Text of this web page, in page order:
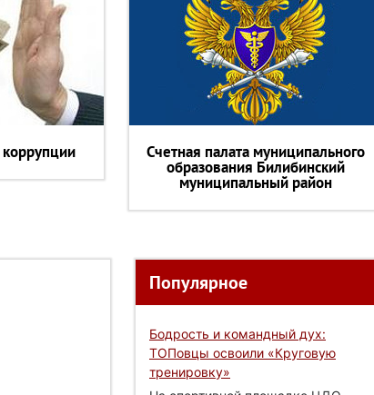
Счетная палата муниципального
образования Билибинский
муниципальный район
Популярное
Бодрость и командный дух:
ТОПовцы освоили «Круговую
тренировку»